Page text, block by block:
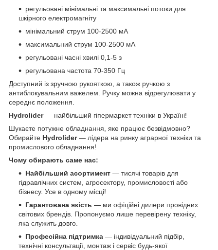
регульовані мінімальні та максимальні потоки для
шкірного електромагніту
мінімальний струм 100-2500 мА
максимальний струм 100-2500 мА
регульовані часні хвилі 0,1-5 з
регульована частота 70-350 Гц
Доступний із зручною рукояткою, а також ручкою з
антиблокувальним важелем. Ручку можна відрегулювати у
середнє положення.
Hydrolider— найбільший гіпермаркет техніки в Україні!
Шукаєте потужне обладнання, яке працює безвідмовно?
Обирайте Hydrolider— лідера на ринку аграрної техніки та
промислового обладнання!
Чому обирають саме нас:
Найбільший асортимент — тисячі товарів для
гідравлічних систем, агросектору, промисловості або
бізнесу. Усе в одному місці!
Гарантована якість — ми офіційні дилери провідних
світових брендів. Пропонуємо лише перевірену техніку,
яка служить довго.
Професійна підтримка — індивідуальний підбір,
технічні консультації, монтаж і сервіс будь-якої